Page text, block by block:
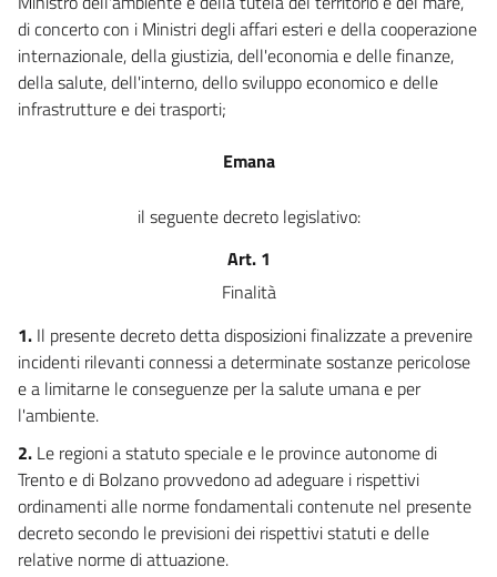
Allegato B
Allegato B
Allegato C
Allegato D
Allegato F
Allegato G
Allegato G
Allegato H
Allegato H
Allegato I
Allegato I
di concerto con i Ministri degli affari esteri e della cooperazione
internazionale, della giustizia, dell'economia e delle finanze,
della salute, dell'interno, dello sviluppo economico e delle
infrastrutture e dei trasporti;
Emana
il seguente decreto legislativo:
Art. 1
Finalità
1. Il presente decreto detta disposizioni finalizzate a prevenire
incidenti rilevanti connessi a determinate sostanze pericolose
e a limitarne le conseguenze per la salute umana e per
l'ambiente.
2. Le regioni a statuto speciale e le province autonome di
Trento e di Bolzano provvedono ad adeguare i rispettivi
ordinamenti alle norme fondamentali contenute nel presente
decreto secondo le previsioni dei rispettivi statuti e delle
relative norme di attuazione.